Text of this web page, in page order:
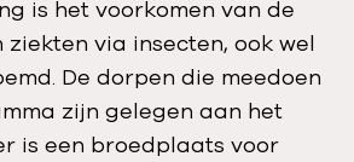
is het voorkomen van de
via insecten, ook wel
De dorpen die meedoen
zijn gelegen aan het
is een broedplaats voor